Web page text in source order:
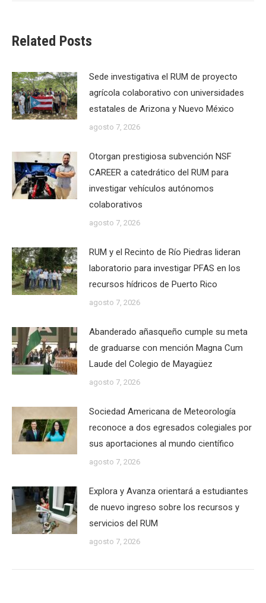
Related Posts
Sede investigativa el RUM de proyecto
agrícola colaborativo con universidades
estatales de Arizona y Nuevo México
agosto 7, 2026
Otorgan prestigiosa subvención NSF
CAREER a catedrático del RUM para
investigar vehículos autónomos
colaborativos
agosto 7, 2026
RUM y el Recinto de Río Piedras lideran
laboratorio para investigar PFAS en los
recursos hídricos de Puerto Rico
agosto 7, 2026
Abanderado añasqueño cumple su meta
de graduarse con mención Magna Cum
Laude del Colegio de Mayagüez
agosto 7, 2026
Sociedad Americana de Meteorología
reconoce a dos egresados colegiales por
sus aportaciones al mundo científico
agosto 7, 2026
Explora y Avanza orientará a estudiantes
de nuevo ingreso sobre los recursos y
servicios del RUM
agosto 7, 2026